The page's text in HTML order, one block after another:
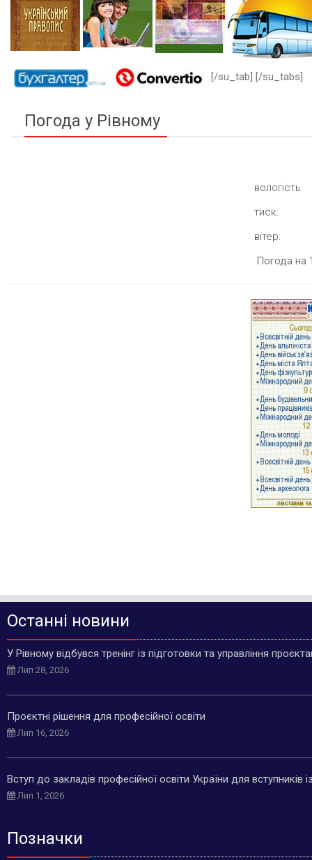
[/su_tab] [/su_tabs]
Погода у Рівному
вологість:
тиск:
вітер:
Погода на
Останні новини
У Рівному відбувся тренінг із підготовки та управління
Лип 28, 2026
Проєктні рішення для професійної освіти
Лип 16, 2026
Вступ до закладів професійної освіти України для
Лип 1, 2026
Позначки